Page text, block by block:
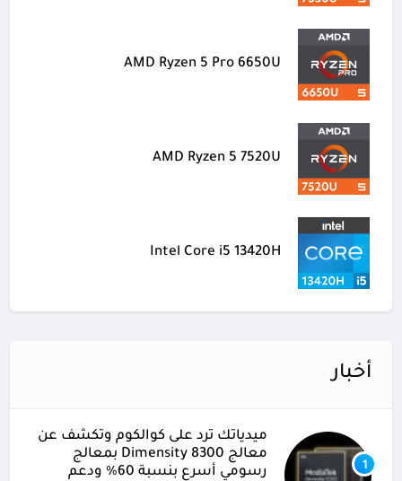
AMD Ryzen 5 Pro 6650U
AMD Ryzen 5 7520U
Intel Core i5 13420H
أخبار
1
ميدياتك ترد على كوالكوم وتكشف عن
معالج Dimensity 8300 بمعالج
رسومي أسرع بنسبة 60% ودعم